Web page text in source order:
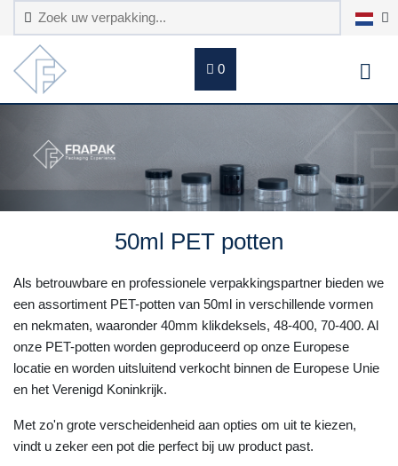
0
50ml PET potten
Als betrouwbare en professionele verpakkingspartner bieden we
een assortiment PET-potten van 50ml in verschillende vormen
en nekmaten, waaronder 40mm klikdeksels, 48-400, 70-400. Al
onze PET-potten worden geproduceerd op onze Europese
locatie en worden uitsluitend verkocht binnen de Europese Unie
en het Verenigd Koninkrijk.
Met zo'n grote verscheidenheid aan opties om uit te kiezen,
vindt u zeker een pot die perfect bij uw product past.